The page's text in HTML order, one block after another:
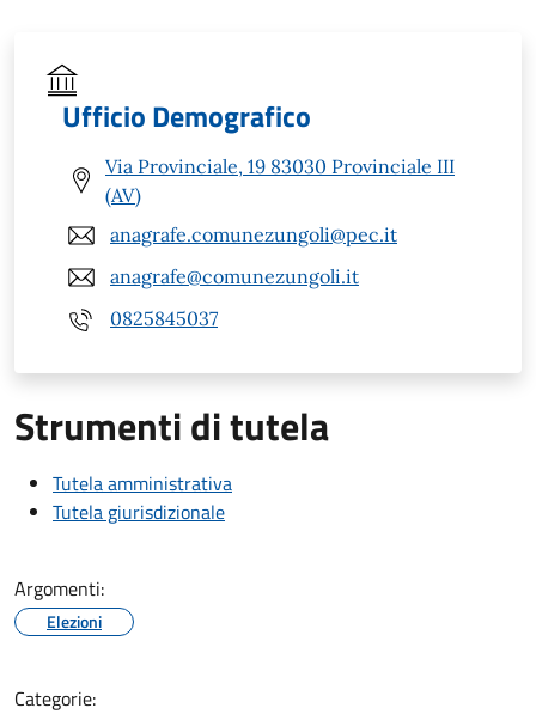
Ufficio Demografico
Via Provinciale, 19 83030 Provinciale III
(AV)
anagrafe.comunezungoli@pec.it
anagrafe@comunezungoli.it
0825845037
Strumenti di tutela
Tutela amministrativa
Tutela giurisdizionale
Argomenti:
Elezioni
Categorie: